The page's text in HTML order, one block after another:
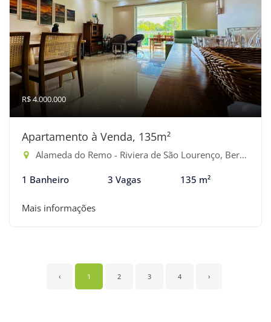
R$ 4.000.000
Apartamento à Venda, 135m²
Alameda do Remo - Riviera de São Lourenço, Bertioga-SP
1 Banheiro 3 Vagas 135 m²
Mais informações
‹ 1 2 3 4 ›